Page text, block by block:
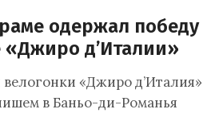
одержал победу
«Джиро д’Италии»
«Джиро д’Италия»
в Баньо-ди-Романья